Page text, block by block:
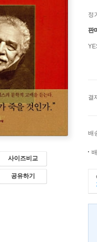
사이즈비교
공유하기
정
판
결
배